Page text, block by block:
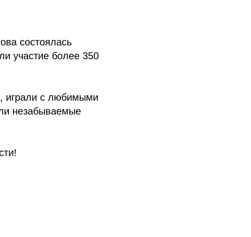
состоялась
участие более 350
играли с любимыми
незабываемые